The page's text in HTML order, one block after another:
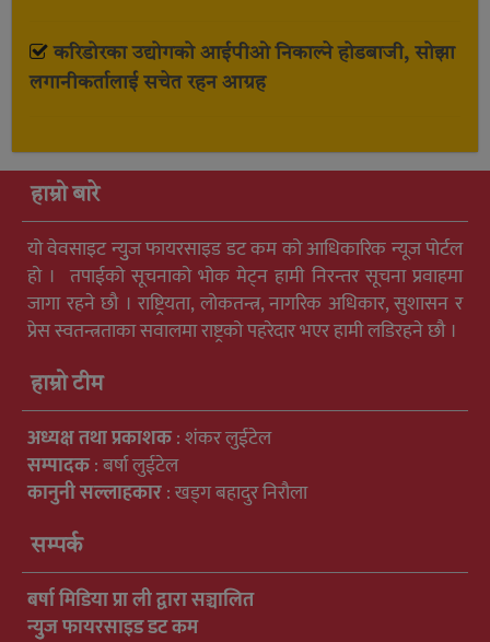
करिडोरका उद्योगको आईपीओ निकाल्ने होडबाजी, सोझा
लगानीकर्तालाई सचेत रहन आग्रह
हाम्रो बारे
यो वेवसाइट न्युुज फायरसाइड डट कम को आधिकारिक न्यूज पोर्टल
हो । तपाईको सूचनाको भोक मेट्न हामी निरन्तर सूचना प्रवाहमा
जागा रहने छौ । राष्ट्रियता, लोकतन्त्र, नागरिक अधिकार, सुशासन र
प्रेस स्वतन्त्रताका सवालमा राष्ट्रको पहरेदार भएर हामी लडिरहने छौ ।
हाम्रो टीम
अध्यक्ष तथा प्रकाशक: शंकर लुईटेल
सम्पादक: बर्षा लुईटेल
कानुनी सल्लाहकार: खड्ग बहादुर निरौला
सम्पर्क
बर्षा मिडिया प्रा ली द्वारा सञ्चालित
न्युुज फायरसाइड डट कम